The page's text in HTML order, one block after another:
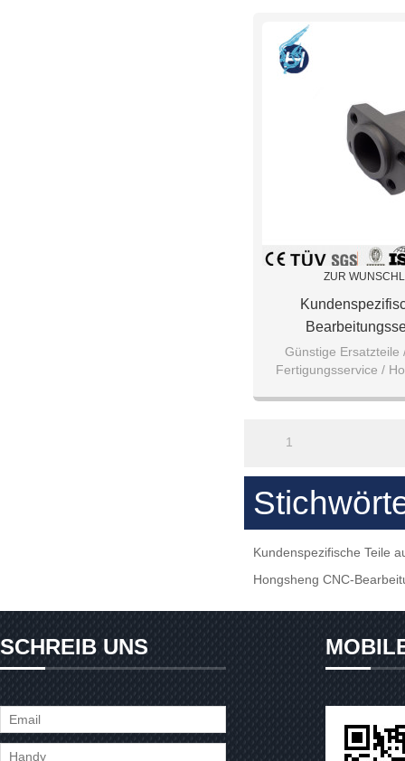
ZUR
Günstige Ersatzteile
Fertigungsservice /
Frästeile
1
Kundenspezifische Teile
Hongsheng CNC-
SCHREIB UNS